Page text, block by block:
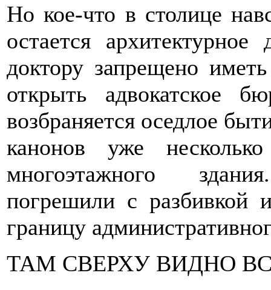
Но кое-что в столице
остается
доктору запрещено
открыть адвокатское
возбраняется оседлое
канонов уже
многоэтажного
погрешили с разбивкой
границу
ТАМ СВЕРХУ ВИДНО